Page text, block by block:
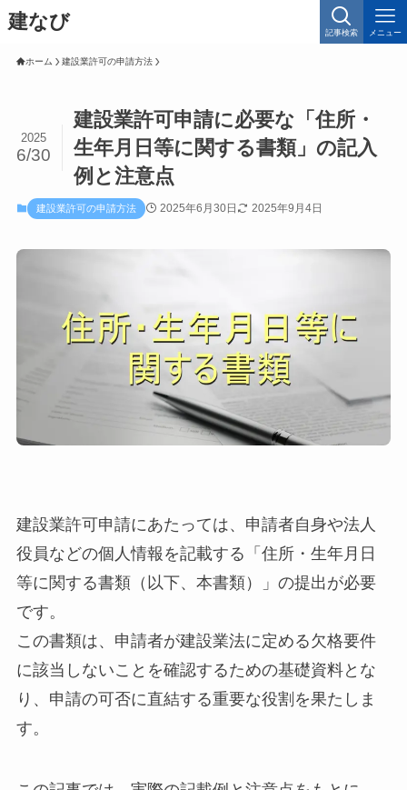
建なび 記事検索 メニュー
ホーム 建設業許可の申請方法
建設業許可申請に必要な「住所・
生年月日等に関する書類」の記入
例と注意点
2025
6/30
建設業許可の申請方法 2025年6月30日 2025年9月4日
建設業許可申請にあたっては、申請者自身や法人
役員などの個人情報を記載する「住所・生年月日
等に関する書類（以下、本書類）」の提出が必要
です。
この書類は、申請者が建設業法に定める欠格要件
に該当しないことを確認するための基礎資料とな
り、申請の可否に直結する重要な役割を果たしま
す。